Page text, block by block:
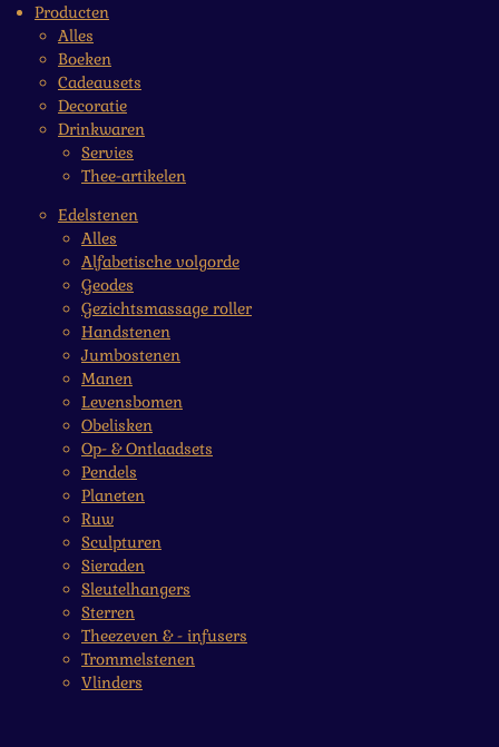
Producten
Alles
Boeken
Cadeausets
Decoratie
Drinkwaren
Servies
Thee-artikelen
Edelstenen
Alles
Alfabetische volgorde
Geodes
Gezichtsmassage roller
Handstenen
Jumbostenen
Manen
Levensbomen
Obelisken
Op- & Ontlaadsets
Pendels
Planeten
Ruw
Sculpturen
Sieraden
Sleutelhangers
Sterren
Theezeven & - infusers
Trommelstenen
Vlinders